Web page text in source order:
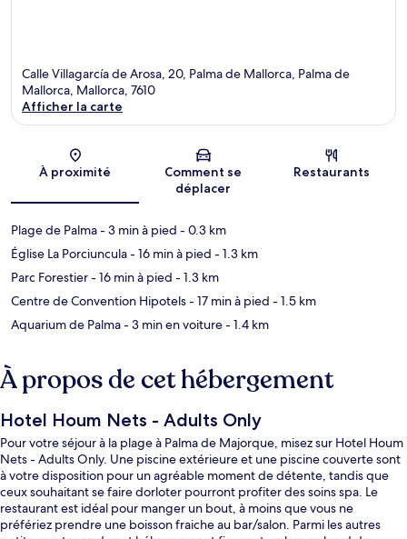
Calle Villagarcía de Arosa, 20, Palma de Mallorca, Palma de
Mallorca, Mallorca, 7610
Afficher la carte
À proximité
Comment se
déplacer
Restaurants
Plage de Palma- 3 min à pied - 0.3 km
Église La Porciuncula- 16 min à pied - 1.3 km
Parc Forestier- 16 min à pied - 1.3 km
Centre de Convention Hipotels- 17 min à pied - 1.5 km
Aquarium de Palma- 3 min en voiture- 1.4 km
À propos de cet hébergement
Hotel Houm Nets - Adults Only
Pour votre séjour à la plage à Palma de Majorque, misez sur Hotel Houm
Nets - Adults Only. Une piscine extérieure et une piscine couverte sont
à votre disposition pour un agréable moment de détente, tandis que
ceux souhaitant se faire dorloter pourront profiter des soins spa. Le
restaurant est idéal pour manger un bout, à moins que vous ne
préfériez prendre une boisson fraiche au bar/salon. Parmi les autres